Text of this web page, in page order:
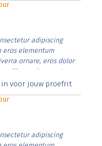
adipiscing
eros elementum
ornare, eros dolor
libero vitae erat.
id rutrum lorem
in voor jouw proefrit
adipiscing